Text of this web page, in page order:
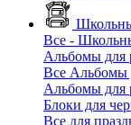
Все -
Альбомы для
Все Альбомы
Альбомы для
Блоки для
Все для